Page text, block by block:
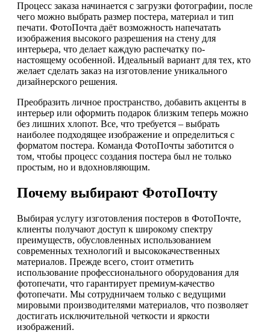
Процесс заказа начинается с загрузки фотографии, после
чего можно выбрать размер постера, материал и тип
печати. ФотоПочта даёт возможность напечатать
изображения высокого разрешения на стену для
интерьера, что делает каждую распечатку по-
настоящему особенной. Идеальный вариант для тех, кто
желает сделать заказ на изготовление уникального
дизайнерского решения.
Преобразить личное пространство, добавить акценты в
интерьер или оформить подарок близким теперь можно
без лишних хлопот. Все, что требуется – выбрать
наиболее подходящее изображение и определиться с
форматом постера. Команда ФотоПочты заботится о
том, чтобы процесс создания постера был не только
простым, но и вдохновляющим.
Почему выбирают ФотоПочту
Выбирая услугу изготовления постеров в ФотоПочте,
клиенты получают доступ к широкому спектру
преимуществ, обусловленных использованием
современных технологий и высококачественных
материалов. Прежде всего, стоит отметить
использование профессионального оборудования для
фотопечати, что гарантирует премиум-качество
фотопечати. Мы сотрудничаем только с ведущими
мировыми производителями материалов, что позволяет
достигать исключительной четкости и яркости
изображений.